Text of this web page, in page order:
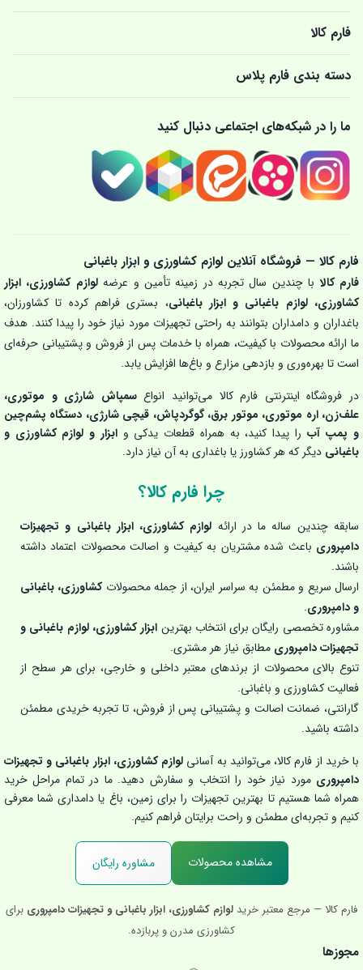
فارم کالا
دسته بندی فارم پلاس
ما را در شبکه‌های اجتماعی دنبال کنید
فارم کالا — فروشگاه آنلاین لوازم کشاورزی و ابزار باغبانی
فارم کالا با چندین سال تجربه در زمینه تأمین و عرضهلوازم کشاورزی، ابزار
کشاورزی، لوازم باغبانی و ابزار باغبانی، بستری فراهم کرده تا کشاورزان،
باغداران و دامداران بتوانند به راحتی تجهیزات مورد نیاز خود را پیدا کنند. هدف
ما ارائه محصولات با کیفیت، همراه با خدمات پس از فروش و پشتیبانی حرفه‌ای
است تا بهره‌وری و بازدهی مزارع و باغ‌ها افزایش یابد.
در فروشگاه اینترنتی فارم کالا می‌توانید انواعسمپاش شارژی و موتوری،
علف‌زن، اره موتوری، موتور برق، گوگردپاش، قیچی شارژی، دستگاه پشم‌چین
و پمپ آب را پیدا کنید، به همراه قطعات یدکی وابزار و لوازم کشاورزی و
باغبانی دیگر که هر کشاورز یا باغداری به آن نیاز دارد.
چرا فارم کالا؟
سابقه چندین ساله ما در ارائه لوازم کشاورزی، ابزار باغبانی و تجهیزات
دامپروری باعث شده مشتریان به کیفیت و اصالت محصولات اعتماد داشته
باشند.
ارسال سریع و مطمئن به سراسر ایران، از جمله محصولاتکشاورزی، باغبانی
و دامپروری.
مشاوره تخصصی رایگان برای انتخاب بهترین ابزار کشاورزی، لوازم باغبانی و
تجهیزات دامپروری مطابق نیاز هر مشتری.
تنوع بالای محصولات از برندهای معتبر داخلی و خارجی، برای هر سطح از
فعالیت کشاورزی و باغبانی.
گارانتی، ضمانت اصالت و پشتیبانی پس از فروش، تا تجربه خریدی مطمئن
داشته باشید.
با خرید از فارم کالا، می‌توانید به آسانی لوازم کشاورزی، ابزار باغبانی و تجهیزات
دامپروری مورد نیاز خود را انتخاب و سفارش دهید. ما در تمام مراحل خرید
همراه شما هستیم تا بهترین تجهیزات را برای زمین، باغ یا دامداری شما معرفی
کنیم و تجربه‌ای مطمئن و راحت برایتان فراهم کنیم.
مشاهده محصولات مشاوره رایگان
فارم کالا — مرجع معتبر خرید لوازم کشاورزی، ابزار باغبانی و تجهیزات دامپروری برای
کشاورزی مدرن و پربازده.
مجوزها